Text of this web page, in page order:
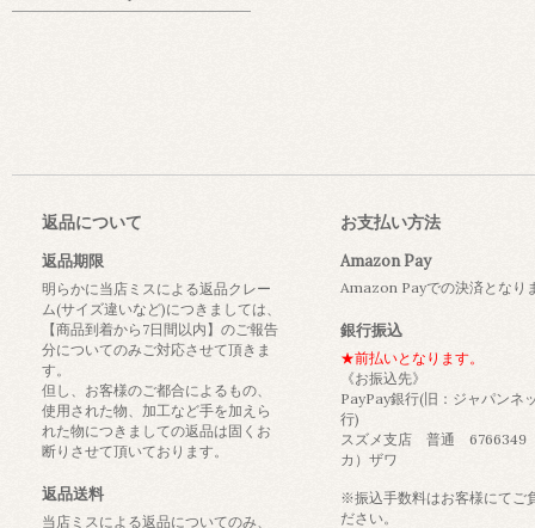
返品について
返品期限
明らかに当店ミスによる返品クレー
ム(サイズ違いなど)につきましては、
【商品到着から7日間以内】のご報告
分についてのみご対応させて頂きま
す。
但し、お客様のご都合によるもの、
使用された物、加工など手を加えら
れた物につきましての返品は固くお
断りさせて頂いております。
返品送料
当店ミスによる返品についてのみ、
お支払い方法
Amazon Pay
Amazon Payでの決済となり
銀行振込
★前払いとなります。
《お振込先》
PayPay銀行(旧：ジャパンネ
行)
スズメ支店 普通 6766349
カ）ザワ
※振込手数料はお客様にてご
ださい。